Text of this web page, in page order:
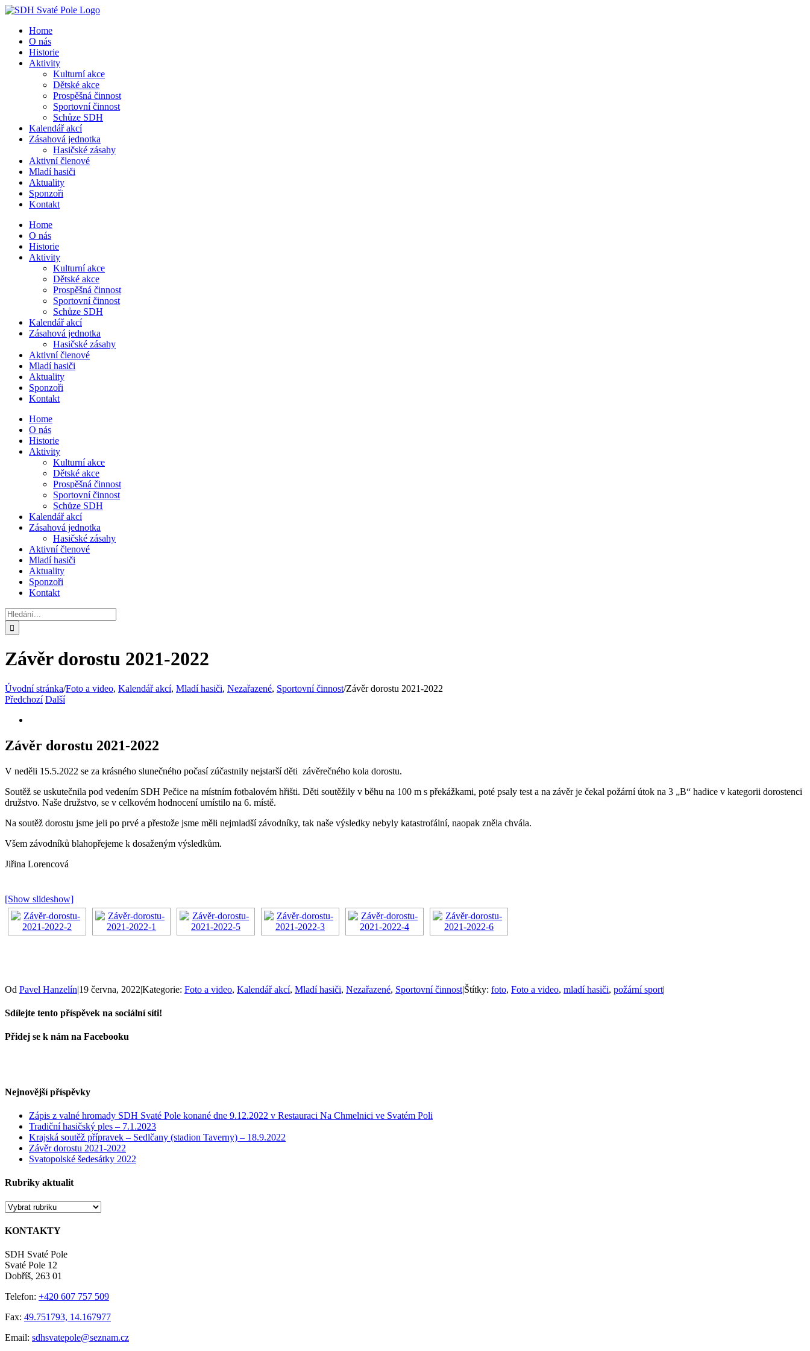
Přeskočit
obsah
Home
O nás
Historie
Aktivity
Kulturní akce
Dětské akce
Prospěšná činnost
Sportovní činnost
Schůze SDH
Kalendář akcí
Zásahová jednotka
Hasičské zásahy
Aktivní členové
Mladí hasiči
Aktuality
Sponzoři
Kontakt
Home
O nás
Historie
Aktivity
Kulturní akce
Dětské akce
Prospěšná činnost
Sportovní činnost
Schůze SDH
Kalendář akcí
Zásahová jednotka
Hasičské zásahy
Aktivní členové
Mladí hasiči
Aktuality
Sponzoři
Kontakt
Home
O nás
Historie
Aktivity
Kulturní akce
Dětské akce
Prospěšná činnost
Sportovní činnost
Schůze SDH
Kalendář akcí
Zásahová jednotka
Hasičské zásahy
Aktivní členové
Mladí hasiči
Aktuality
Sponzoři
Kontakt
Hledat:
Závěr dorostu 2021-2022
Úvodní stránka/Foto a video, Kalendář akcí, Mladí hasiči, Nezařazené, Sportovní činnost/Závěr dorostu 2021-2022
Předchozí Další
Závěr dorostu 2021-2022
V neděli 15.5.2022 se za krásného slunečného počasí zúčastnily nejstarší děti závěrečného kola dorostu.
Soutěž se uskutečnila pod vedením SDH Pečice na místním fotbalovém hřišti. Děti soutěžily v běhu na 100 m s překážkami, poté psaly test a na závěr je čekal požární útok na 3 „B“ hadice v kategorii dorostenci
družstvo. Naše družstvo, se v celkovém hodnocení umístilo na 6. místě.
Na soutěž dorostu jsme jeli po prvé a přestože jsme měli nejmladší závodníky, tak naše výsledky nebyly katastrofální, naopak zněla chvála.
Všem závodníků blahopřejeme k dosaženým výsledkům.
Jiřina Lorencová
[Show slideshow]
Od Pavel Hanzelín|19 června, 2022|Kategorie: Foto a video, Kalendář akcí, Mladí hasiči, Nezařazené, Sportovní činnost|Štítky: foto, Foto a video, mladí hasiči, požární sport|
Sdílejte tento příspěvek na sociální síti!
Facebook
WhatsApp
Vk
E-
Přidej se k nám na Facebooku
Nejnovější příspěvky
Zápis z valné hromady SDH Svaté Pole konané dne 9.12.2022 v Restauraci Na Chmelnici ve Svatém Poli
Tradiční hasičský ples – 7.1.2023
Krajská soutěž přípravek – Sedlčany (stadion Taverny) – 18.9.2022
Závěr dorostu 2021-2022
Svatopolské šedesátky 2022
Rubriky aktualit
Rubriky
KONTAKTY
SDH Svaté Pole
Svaté Pole 12
Dobříš, 263 01
Telefon: +420 607 757 509
Fax: 49.751793, 14.167977
Email: sdhsvatepole@seznam.cz